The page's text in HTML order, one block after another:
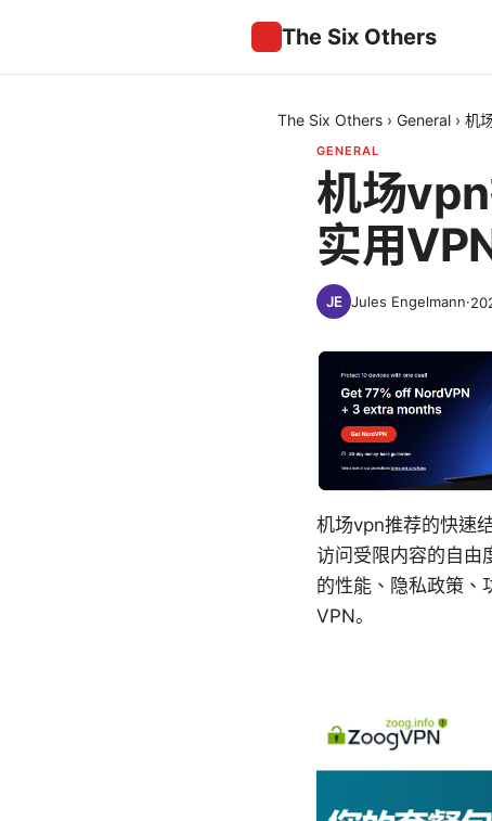
The Six Others
The Six Others › General › 机
GENERAL
机场
实用
Jules Engelmann·
机场vpn推荐的快速
访问受限内容的自由
的性能、隐私政策、
VPN。